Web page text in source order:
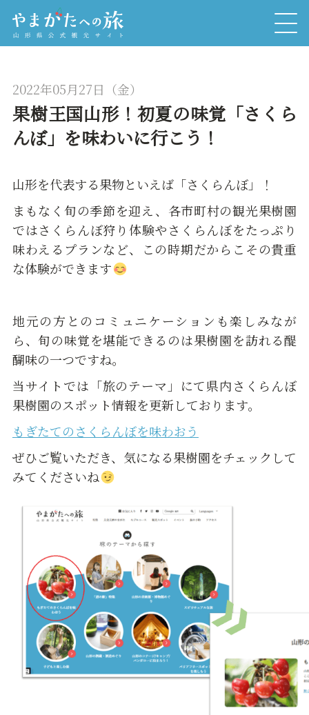
果樹王国山形！初夏の味覚「さくら
んぼ」を味わいに行こう！
2022年05月27日（金）
山形を代表する果物といえば「さくらんぼ」！
まもなく旬の季節を迎え、各市町村の観光果樹園
ではさくらんぼ狩り体験やさくらんぼをたっぷり
味わえるプランなど、この時期だからこその貴重
な体験ができます
地元の方とのコミュニケーションも楽しみなが
ら、旬の味覚を堪能できるのは果樹園を訪れる醍
醐味の一つですね。
当サイトでは「旅のテーマ」にて県内さくらんぼ
果樹園のスポット情報を更新しております。
もぎたてのさくらんぼを味わおう
ぜひご覧いただき、気になる果樹園をチェックして
みてくださいね